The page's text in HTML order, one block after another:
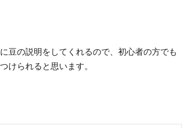
豆の説明をしてくれるので、初心者の方でも
けられると思います。